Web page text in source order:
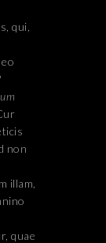
qui,
non
illam,
quae